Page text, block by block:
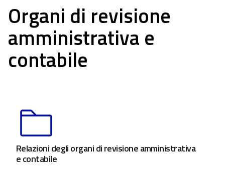
Organi di revisione
amministrativa e
contabile
Relazioni degli organi di revisione amministrativa
e contabile